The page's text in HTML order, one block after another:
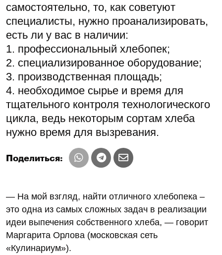
самостоятельно, то, как советуют
специалисты, нужно проанализировать,
есть ли у вас в наличии:
1. профессиональный хлебопек;
2. специализированное оборудование;
3. производственная площадь;
4. необходимое сырье и время для
тщательного контроля технологического
цикла, ведь некоторым сортам хлеба
нужно время для вызревания.
Поделиться:
— На мой взгляд, найти отличного хлебопека –
это одна из самых сложных задач в реализации
идеи выпечения собственного хлеба, — говорит
Маргарита Орлова (московская сеть
«Кулинариум»).